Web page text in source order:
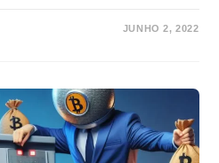
JUNHO 2, 2022